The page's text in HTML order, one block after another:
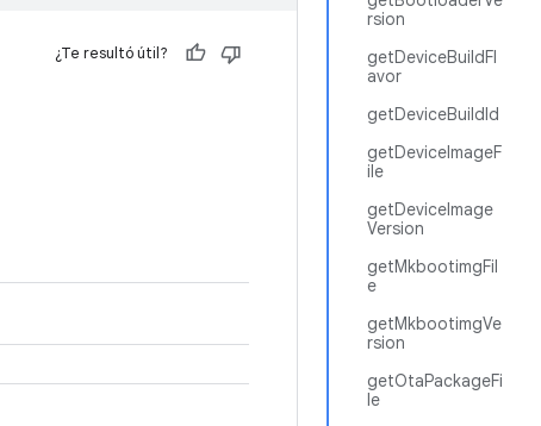
rsion
getDeviceBuildFl
avor
getDeviceBuildId
getDeviceImageF
ile
getDeviceImage
Version
getMkbootimgFil
e
getMkbootimgVe
rsion
getOtaPackageFi
le
¿Te resultó útil?